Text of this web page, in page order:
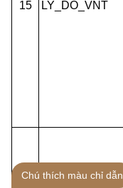
15 LY_DO_VNT
Chú thích màu chỉ dẫn